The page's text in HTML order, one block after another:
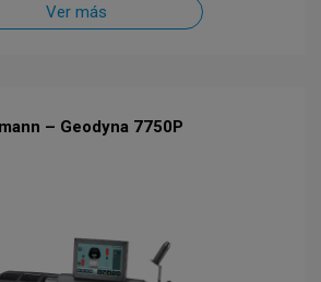
Ver más
– Geodyna 7750P